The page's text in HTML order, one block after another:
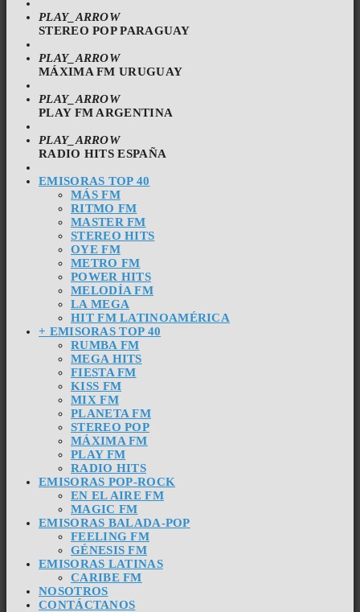
PLAY_ARROW
STEREO POP PARAGUAY
PLAY_ARROW
MÁXIMA FM URUGUAY
PLAY_ARROW
PLAY FM ARGENTINA
PLAY_ARROW
RADIO HITS ESPAÑA
EMISORAS TOP 40
MÁS FM
RITMO FM
MASTER FM
STEREO HITS
OYE FM
METRO FM
POWER HITS
MELODÍA FM
LA MEGA
HIT FM LATINOAMÉRICA
+ EMISORAS TOP 40
RUMBA FM
MEGA HITS
FIESTA FM
KISS FM
MIX FM
PLANETA FM
STEREO POP
MÁXIMA FM
PLAY FM
RADIO HITS
EMISORAS POP-ROCK
EN EL AIRE FM
MAGIC FM
EMISORAS BALADA-POP
FEELING FM
GÉNESIS FM
EMISORAS LATINAS
CARIBE FM
NOSOTROS
CONTÁCTANOS